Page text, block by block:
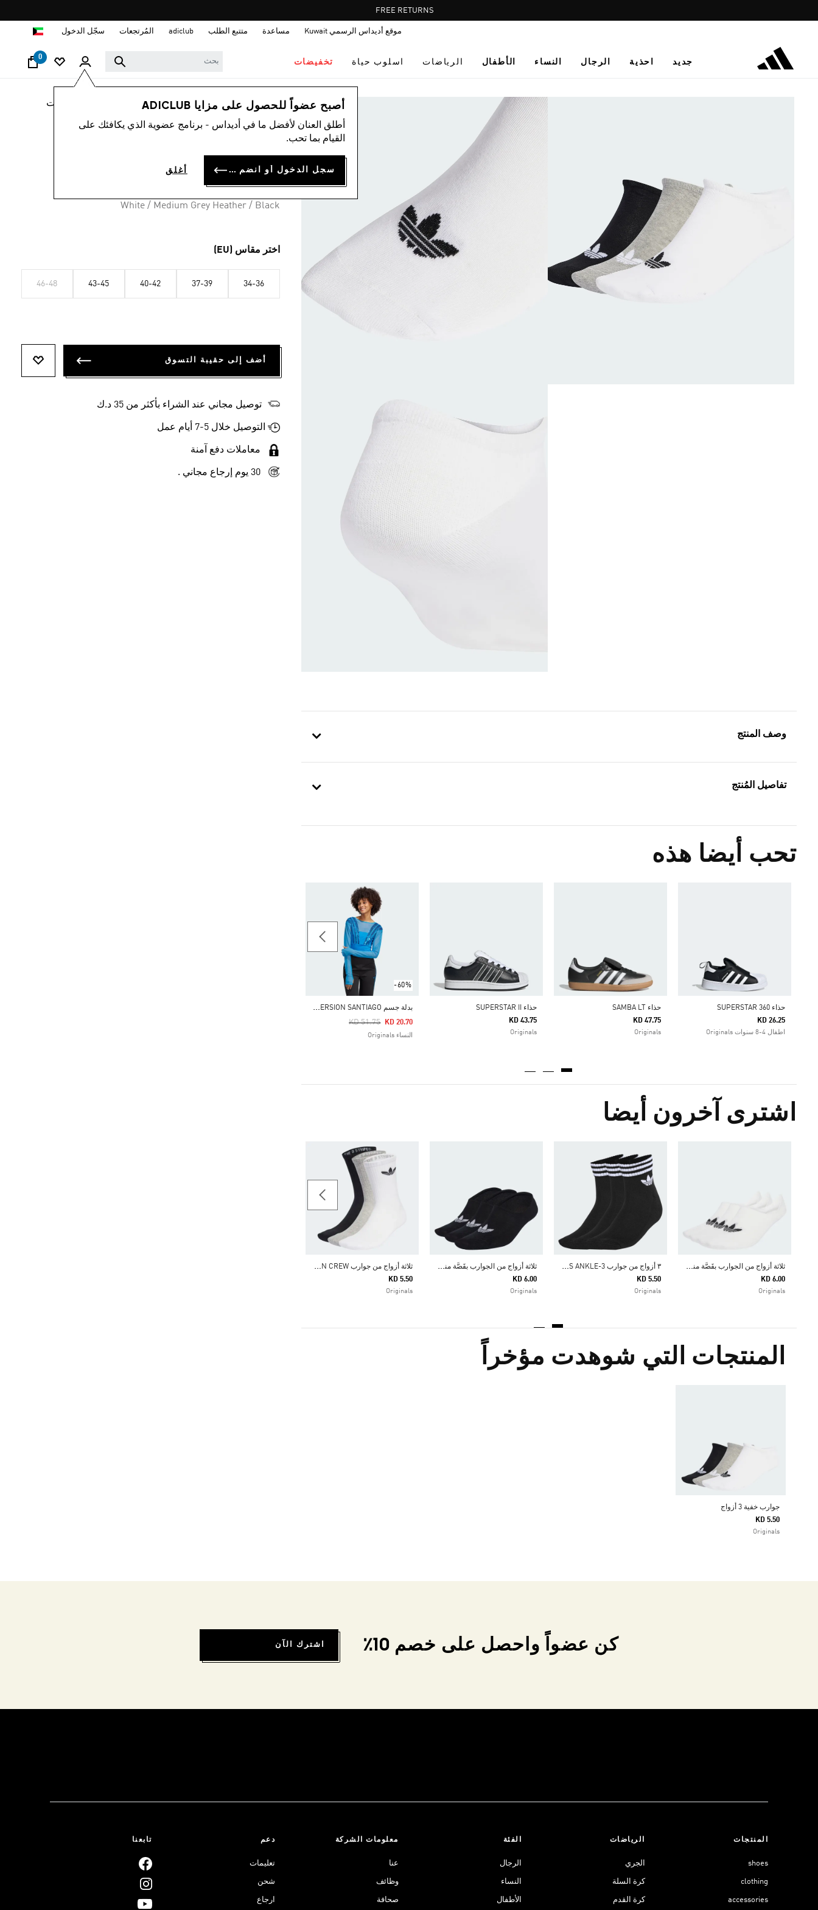
Pause
promotion
FREE DELIVERY OVER 35 KWD
موقع أديداس الرسمي Kuwait مساعدة متتبع الطلب adiclub المُرتجعات سجّل الدخول
جديد احذية الرجال النساء الأطفال الرياضات اسلوب حياة تخفيضات
0
أصبح عضواً للحصول على مزايا ADICLUB
أطلق العنان لأفضل ما في أديداس - برنامج عضوية الذي يكافئك على
القيام بما تحب.
سجل الدخول أو انضم الآن أغلق
وصف المنتج
تفاصيل المُنتج
تحب أيضا هذه
حذاء SUPERSTAR 360
KD 26.25
اطفال 4-8 سنوات Originals
حذاء SAMBA LT
KD 47.75
Originals
حذاء SUPERSTAR II
KD 43.75
Originals
-60%
ب
دلة جسم BLUE VERSION SANTIAGO
Price Reduced From
KD 51.75
To KD 20.70
النساء Originals
اشترى آخرون أيضا
ث
لاثة أزواج من الجوارب بقَصَّة منخفضة
KD 6.00
Originals
٣
أزواج من جوارب 3-STRIPES ANKLE
KD 5.50
Originals
ث
لاثة أزواج من الجوارب بقَصَّة منخفضة
KD 6.00
Originals
ث
لاثة أزواج من جوارب TREFOIL CUSHION CREW
KD 5.50
Originals
المنتجات التي شوهدت مؤخراً
جوارب خفية 3 أزواج
KD 5.50
Originals
اسلوب حياة العلامات التجارية أوريجينالز إكسسوارات
جوارب خفية 3 أزواج
KD 5.50
White / Medium Grey Heather / Black
اختر مقاس (EU)
34-36
37-39
40-42
43-45
46-48
أضف إلى حقيبة التسوق
توصيل مجاني عند الشراء بأكثر من 35 د.ك
التوصيل خلال 5-7 أيام عمل
معاملات دفع آمنة
30 يوم إرجاع مجاني .
كن عضواً واحصل على خصم 10٪ اشترك الآن
المنتجات
shoes
clothing
accessories
الرياضات
الجري
كرة السلة
كرة القدم
الفئة
الرجال
النساء
الأطفال
معلومات الشركة
عنا
وظائف
صحافة
دعم
تعليمات
شحن
ارجاع
تابعنا